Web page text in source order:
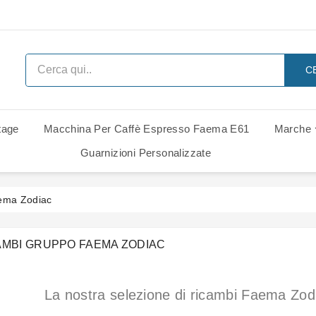
Macchina Per Caffè Espresso Faema E61 Marche
Guarnizioni Personalizzate
Zodiac
GRUPPO FAEMA ZODIAC
La nostra selezione di ricambi Faema